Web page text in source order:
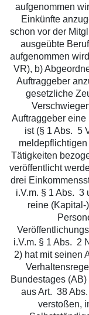
aufgenommen
Einkünfte
schon vor der
ausgeübte
aufgenommen
VR), b)
Auftraggeber
gesetzliche
Auftraggeber
ist (§ 1 Abs. 5
Tätigkeiten
veröffentlicht
drei
i.V.m. § 1 Abs. 3
reine
i.V.m. § 1 Abs. 2
2) hat mit seinen
Bundestages
aus Art. 38
verstoßen,